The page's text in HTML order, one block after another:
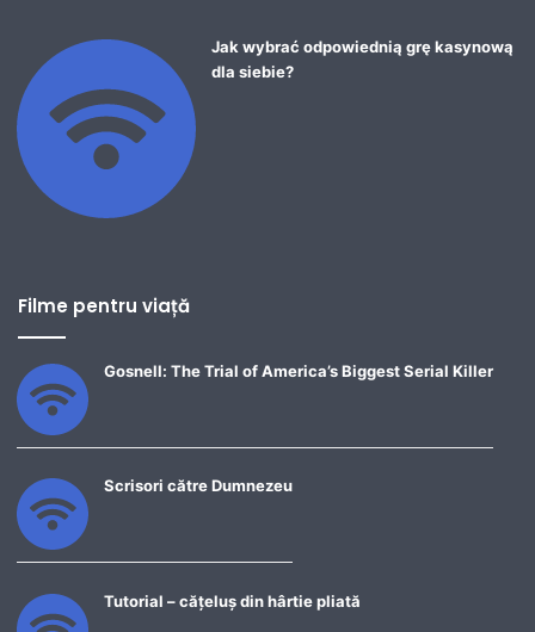
Jak wybrać odpowiednią grę kasynową
dla siebie?
Filme pentru viață
Gosnell: The Trial of America’s Biggest Serial Killer
Scrisori către Dumnezeu
Tutorial – cățeluș din hârtie pliată